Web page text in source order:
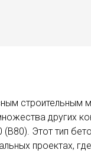
строительным
других
(В80). Этот тип
проектах,